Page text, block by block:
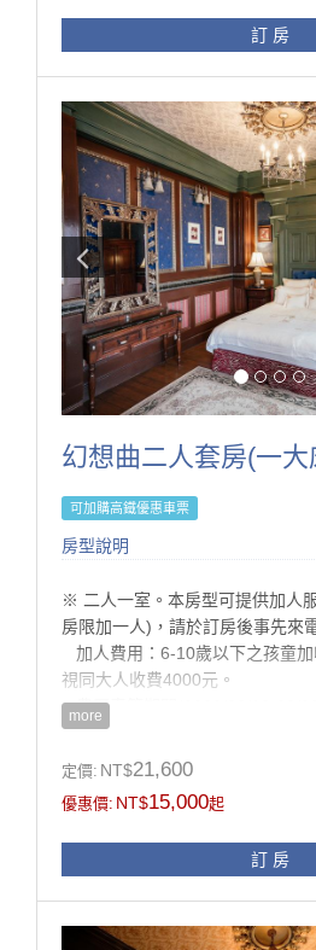
※ 本訂房不得與其它優惠專案合
為了維護住宿環境的寧靜與安全
成入住的房客使用。
·非住宿訪客恕不開放入內參觀或
·若有親友需於入住期間來訪，請
定辦理登記。（會客僅限於大廳）
·感謝您的理解與支持，讓每位旅
的體驗。
房型設施介紹
1. 依入住人數贈晨光早餐。
2. 依入住人數贈精緻晚餐。
3. 客房minibar使用。
5. 點心坊手作甜品。
訂 房
幻想曲二人套房(一大
可加購高鐵優惠車票
房型說明
※ 二人一室。本房型可提供加人
房限加一人)，請於訂房後事先來
加人費用：6-10歲以下之孩童
視同大人收費4000元。
農曆春節期間(2026/02/16-02/
6-10歲以下之孩童加收3000元，
費5000元。
※ 泰利斯廳提供不限次數CD借片
※ 為維護住宿品質，本館全面禁
※ 同等級房型格局或設備略有不
more
定價: NT$21,600
優惠價: NT$15,000起
訂 房